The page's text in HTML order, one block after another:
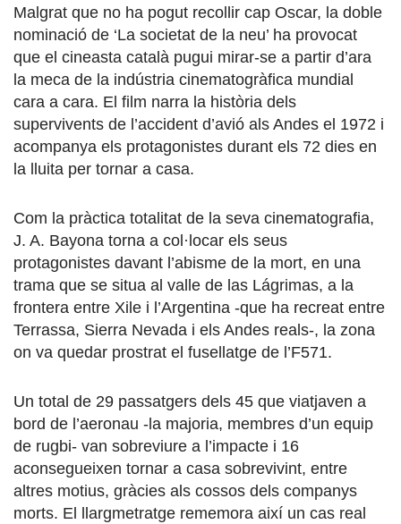
Malgrat que no ha pogut recollir cap Oscar, la doble
nominació de ‘La societat de la neu’ ha provocat
que el cineasta català pugui mirar-se a partir d’ara
la meca de la indústria cinematogràfica mundial
cara a cara. El film narra la història dels
supervivents de l’accident d’avió als Andes el 1972 i
acompanya els protagonistes durant els 72 dies en
la lluita per tornar a casa.
Com la pràctica totalitat de la seva cinematografia,
J. A. Bayona torna a col·locar els seus
protagonistes davant l’abisme de la mort, en una
trama que se situa al valle de las Lágrimas, a la
frontera entre Xile i l’Argentina -que ha recreat entre
Terrassa, Sierra Nevada i els Andes reals-, la zona
on va quedar prostrat el fusellatge de l’F571.
Un total de 29 passatgers dels 45 que viatjaven a
bord de l’aeronau -la majoria, membres d’un equip
de rugbi- van sobreviure a l’impacte i 16
aconsegueixen tornar a casa sobrevivint, entre
altres motius, gràcies als cossos dels companys
morts. El llargmetratge rememora així un cas real